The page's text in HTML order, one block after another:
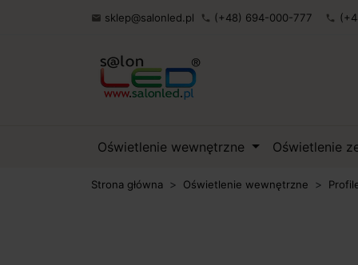
 sklep@salonled.pl phone (+48) 694-000-777 phone
Oświetlenie wewnętrzne Oświetlenie
Strona główna Oświetlenie wewnętrzne